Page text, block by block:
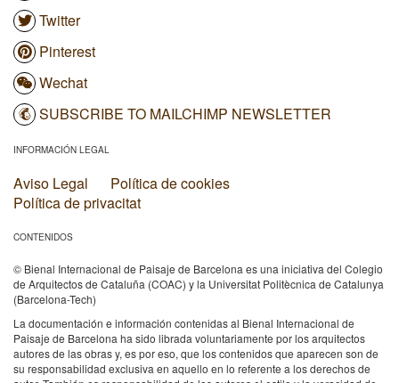
Twitter
Pinterest
Wechat
SUBSCRIBE TO MAILCHIMP NEWSLETTER
INFORMACIÓN LEGAL
Aviso Legal
Política de cookies
Política de privacitat
CONTENIDOS
© Bienal Internacional de Paisaje de Barcelona es una iniciativa del Colegio
de Arquitectos de Cataluña (COAC) y la Universitat Politècnica de Catalunya
(Barcelona-Tech)
La documentación e información contenidas al Bienal Internacional de
Paisaje de Barcelona ha sido librada voluntariamente por los arquitectos
autores de las obras y, es por eso, que los contenidos que aparecen son de
su responsabilidad exclusiva en aquello en lo referente a los derechos de